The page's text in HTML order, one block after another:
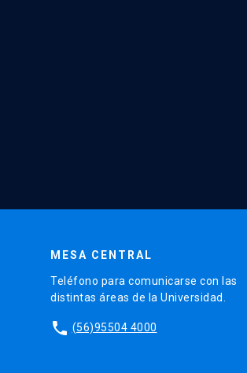
MESA CENTRAL
Teléfono para comunicarse con las
distintas áreas de la Universidad.
phone (56)95504 4000